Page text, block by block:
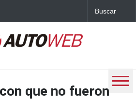
que no fueron